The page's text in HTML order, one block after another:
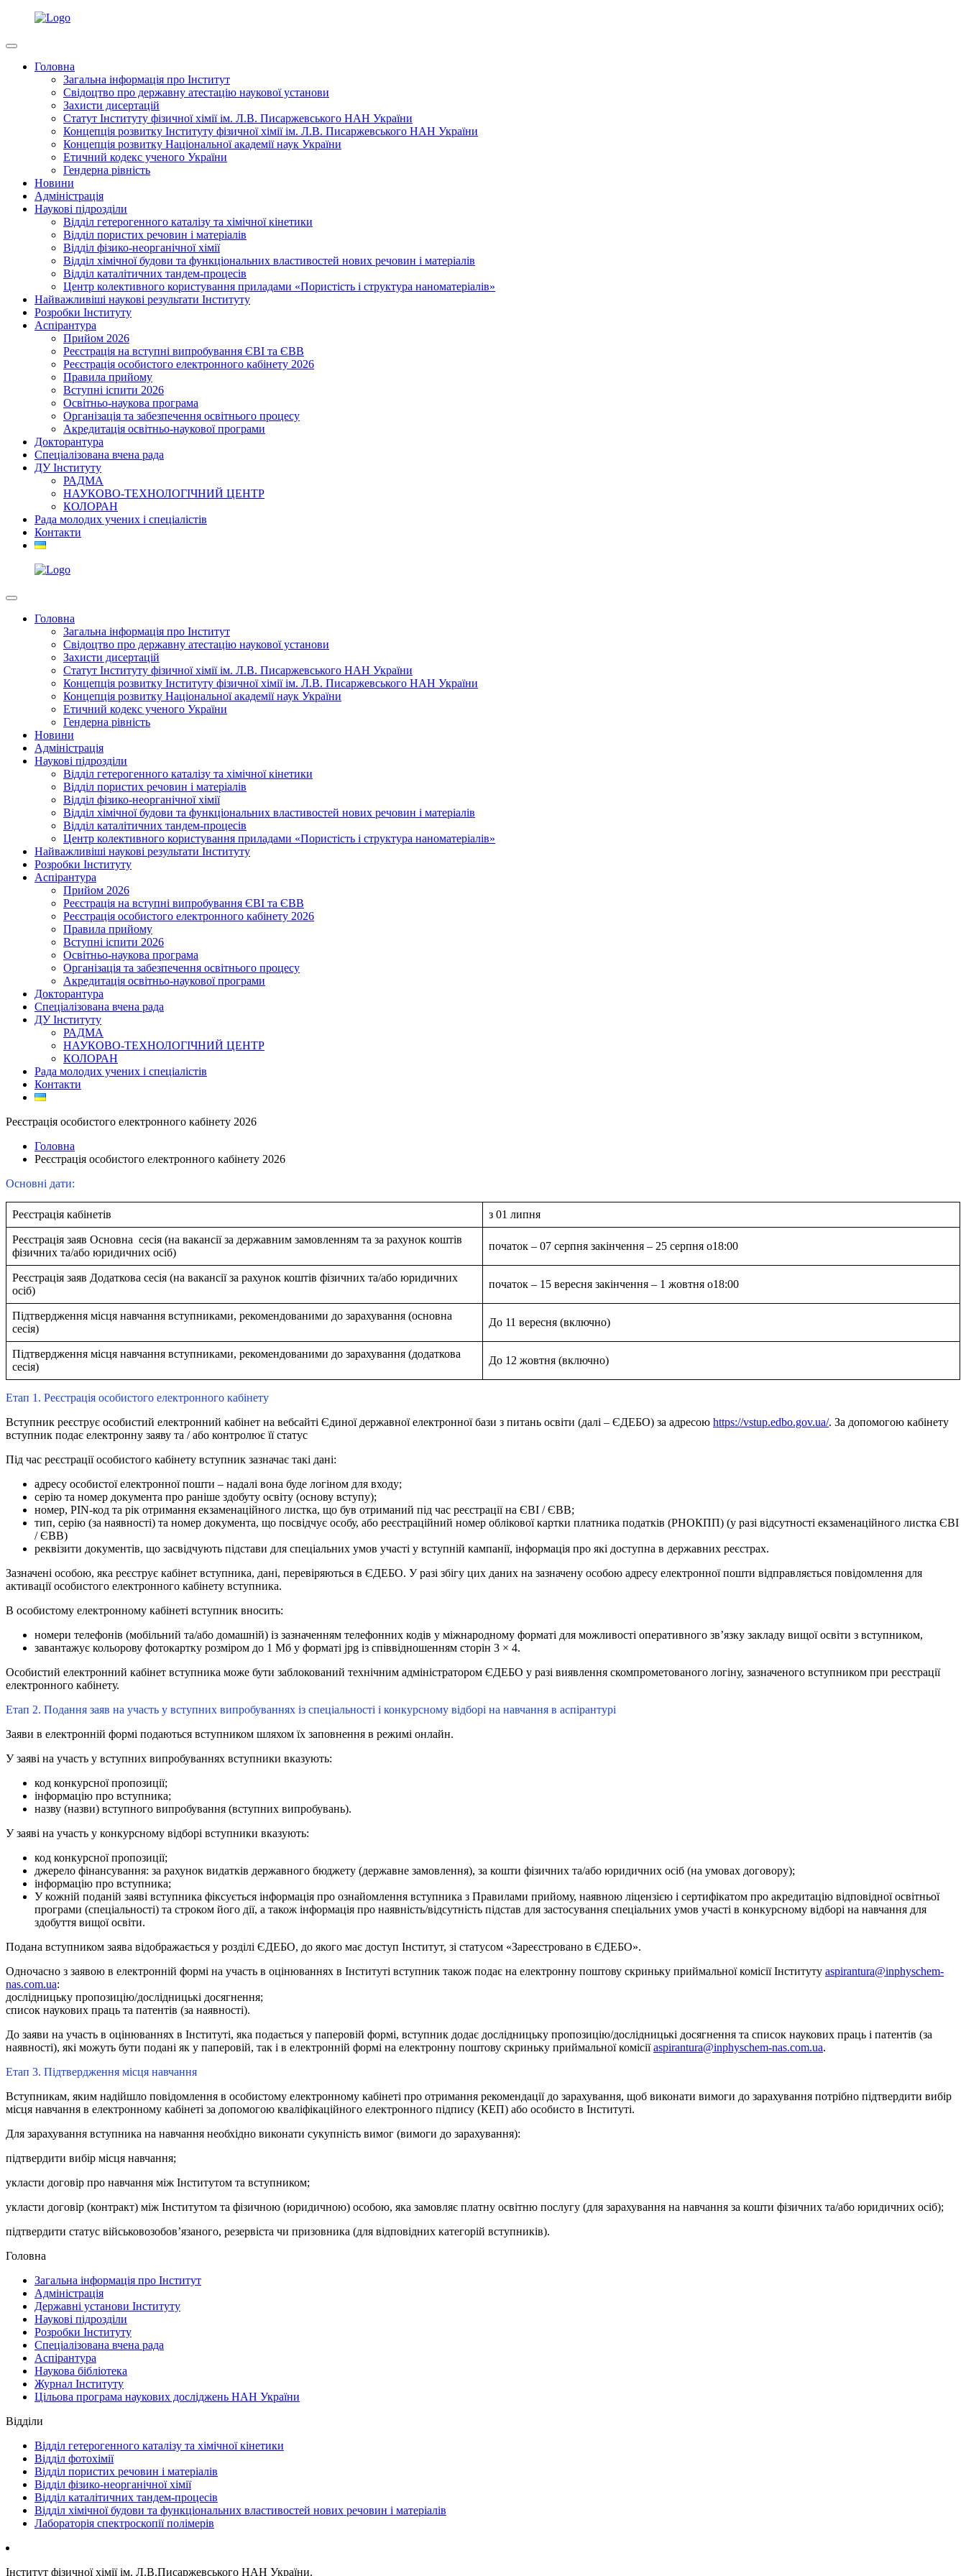
Головна
Загальна інформація про Інститут
Свідоцтво про державну атестацію наукової установи
Захисти дисертацій
Статут Інституту фізичної хімії ім. Л.В. Писаржевського НАН України
Концепція розвитку Інституту фізичної хімії ім. Л.В. Писаржевського НАН України
Концепція розвитку Національної академії наук України
Етичний кодекс ученого України
Гендерна рівність
Новини
Адміністрація
Наукові підрозділи
Відділ гетерогенного каталізу та хімічної кінетики
Відділ пористих речовин і матеріалів
Відділ фізико-неорганічної хімії
Відділ хімічної будови та функціональних властивостей нових речовин і матеріалів
Відділ каталітичних тандем-процесів
Центр колективного користування приладами «Пористість і структура наноматеріалів»
Найважливіші наукові результати Інституту
Розробки Інституту
Аспірантура
Прийом 2026
Реєстрація на вступні випробування ЄВІ та ЄВВ
Реєстрація особистого електронного кабінету 2026
Правила прийому
Вступні іспити 2026
Освітньо-наукова програма
Організація та забезпечення освітнього процесу
Акредитація освітньо-наукової програми
Докторантура
Спеціалізована вчена рада
ДУ Інституту
РАДМА
НАУКОВО-ТЕХНОЛОГІЧНИЙ ЦЕНТР
КОЛОРАН
Рада молодих учених і спеціалістів
Контакти
Головна
Загальна інформація про Інститут
Свідоцтво про державну атестацію наукової установи
Захисти дисертацій
Статут Інституту фізичної хімії ім. Л.В. Писаржевського НАН України
Концепція розвитку Інституту фізичної хімії ім. Л.В. Писаржевського НАН України
Концепція розвитку Національної академії наук України
Етичний кодекс ученого України
Гендерна рівність
Новини
Адміністрація
Наукові підрозділи
Відділ гетерогенного каталізу та хімічної кінетики
Відділ пористих речовин і матеріалів
Відділ фізико-неорганічної хімії
Відділ хімічної будови та функціональних властивостей нових речовин і матеріалів
Відділ каталітичних тандем-процесів
Центр колективного користування приладами «Пористість і структура наноматеріалів»
Найважливіші наукові результати Інституту
Розробки Інституту
Аспірантура
Прийом 2026
Реєстрація на вступні випробування ЄВІ та ЄВВ
Реєстрація особистого електронного кабінету 2026
Правила прийому
Вступні іспити 2026
Освітньо-наукова програма
Організація та забезпечення освітнього процесу
Акредитація освітньо-наукової програми
Докторантура
Спеціалізована вчена рада
ДУ Інституту
РАДМА
НАУКОВО-ТЕХНОЛОГІЧНИЙ ЦЕНТР
КОЛОРАН
Рада молодих учених і спеціалістів
Контакти
Реєстрація особистого електронного кабінету 2026
Головна
Реєстрація особистого електронного кабінету 2026
Основні дати:
Реєстрація кабінетів з 01 липня
Реєстрація заяв Основна сесія (на вакансії за державним замовленням та за рахунок коштів
фізичних та/або юридичних осіб)
початок – 07 серпня закінчення – 25 серпня о18:00
Реєстрація заяв Додаткова сесія (на вакансії за рахунок коштів фізичних та/або юридичних
осіб)
початок – 15 вересня закінчення – 1 жовтня о18:00
Підтвердження місця навчання вступниками, рекомендованими до зарахування (основна
сесія)
До 11 вересня (включно)
Підтвердження місця навчання вступниками, рекомендованими до зарахування (додаткова
сесія)
До 12 жовтня (включно)
Етап 1. Реєстрація особистого електронного кабінету
Вступник реєструє особистий електронний кабінет на вебсайті Єдиної державної електронної бази з питань освіти (далі – ЄДЕБО) за адресою https://vstup.edbo.gov.ua/. За допомогою кабінету
вступник подає електронну заяву та / або контролює її статус
Під час реєстрації особистого кабінету вступник зазначає такі дані:
адресу особистої електронної пошти – надалі вона буде логіном для входу;
серію та номер документа про раніше здобуту освіту (основу вступу);
номер, PIN-код та рік отримання екзаменаційного листка, що був отриманий під час реєстрації на ЄВІ / ЄВВ;
тип, серію (за наявності) та номер документа, що посвідчує особу, або реєстраційний номер облікової картки платника податків (РНОКПП) (у разі відсутності екзаменаційного листка ЄВІ
/ ЄВВ)
реквізити документів, що засвідчують підстави для спеціальних умов участі у вступній кампанії, інформація про які доступна в державних реєстрах.
Зазначені особою, яка реєструє кабінет вступника, дані, перевіряються в ЄДЕБО. У разі збігу цих даних на зазначену особою адресу електронної пошти відправляється повідомлення для
активації особистого електронного кабінету вступника.
В особистому електронному кабінеті вступник вносить:
номери телефонів (мобільний та/або домашній) із зазначенням телефонних кодів у міжнародному форматі для можливості оперативного зв’язку закладу вищої освіти з вступником,
завантажує кольорову фотокартку розміром до 1 Мб у форматі jpg із співвідношенням сторін 3 × 4.
Особистий електронний кабінет вступника може бути заблокований технічним адміністратором ЄДЕБО у разі виявлення скомпрометованого логіну, зазначеного вступником при реєстрації
електронного кабінету.
Етап 2. Подання заяв на участь у вступних випробуваннях із спеціальності і конкурсному відборі на навчання в аспірантурі
Заяви в електронній формі подаються вступником шляхом їх заповнення в режимі онлайн.
У заяві на участь у вступних випробуваннях вступники вказують:
код конкурсної пропозиції;
інформацію про вступника;
назву (назви) вступного випробування (вступних випробувань).
У заяві на участь у конкурсному відборі вступники вказують:
код конкурсної пропозиції;
джерело фінансування: за рахунок видатків державного бюджету (державне замовлення), за кошти фізичних та/або юридичних осіб (на умовах договору);
інформацію про вступника;
У кожній поданій заяві вступника фіксується інформація про ознайомлення вступника з Правилами прийому, наявною ліцензією і сертифікатом про акредитацію відповідної освітньої
програми (спеціальності) та строком його дії, а також інформація про наявність/відсутність підстав для застосування спеціальних умов участі в конкурсному відборі на навчання для
здобуття вищої освіти.
Подана вступником заява відображається у розділі ЄДЕБО, до якого має доступ Інститут, зі статусом «Зареєстровано в ЄДЕБО».
Одночасно з заявою в електронній формі на участь в оцінюваннях в Інституті вступник також подає на електронну поштову скриньку приймальної комісії Інституту aspirantura@inphyschem-
nas.com.ua:
дослідницьку пропозицію/дослідницькі досягнення;
список наукових праць та патентів (за наявності).
До заяви на участь в оцінюваннях в Інституті, яка подається у паперовій формі, вступник додає дослідницьку пропозицію/дослідницькі досягнення та список наукових праць і патентів (за
наявності), які можуть бути подані як у паперовій, так і в електронній формі на електронну поштову скриньку приймальної комісіїaspirantura@inphyschem-nas.com.ua.
Етап 3. Підтвердження місця навчання
Вступникам, яким надійшло повідомлення в особистому електронному кабінеті про отримання рекомендації до зарахування, щоб виконати вимоги до зарахування потрібно підтвердити вибір
місця навчання в електронному кабінеті за допомогою кваліфікаційного електронного підпису (КЕП) або особисто в Інституті.
Для зарахування вступника на навчання необхідно виконати сукупність вимог (вимоги до зарахування):
підтвердити вибір місця навчання;
укласти договір про навчання між Інститутом та вступником;
укласти договір (контракт) між Інститутом та фізичною (юридичною) особою, яка замовляє платну освітню послугу (для зарахування на навчання за кошти фізичних та/або юридичних осіб);
підтвердити статус військовозобов’язаного, резервіста чи призовника (для відповідних категорій вступників).
Головна
Загальна інформація про Інститут
Адміністрація
Державні установи Інституту
Наукові підрозділи
Розробки Інституту
Спеціалізована вчена рада
Аспірантура
Наукова бiблiотека
Журнал Інституту
Цільова програма наукових досліджень НАН України
Відділи
Відділ гетерогенного каталізу та хімічної кінетики
Відділ фотохімії
Відділ пористих речовин і матеріалів
Відділ фізико-неорганічної хімії
Відділ каталітичних тандем-процесів
Відділ хімічної будови та функціональних властивостей нових речовин і матеріалів
Лабораторія спектроскопії полімерів
Інститут фізичної хімії ім. Л.В.Писаржевського НАН України.